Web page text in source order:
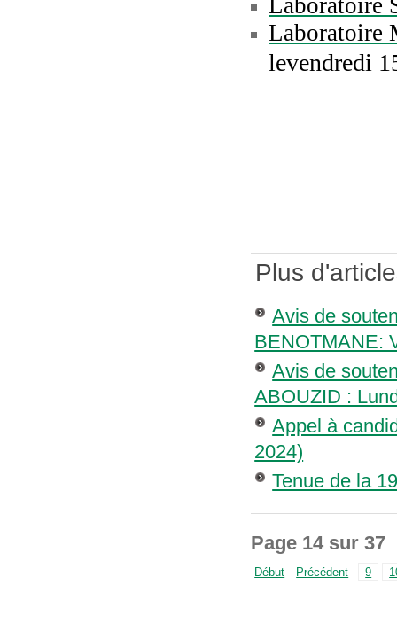
Laboratoire
levendredi
Plus
Avis de
BENOTMANE:
Avis de
ABOUZID :
Appel à
2024)
Tenue de la
Page 14 sur 37
Début Précédent 9